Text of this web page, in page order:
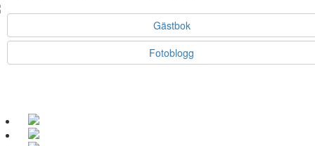
Gästbok
Fotoblogg